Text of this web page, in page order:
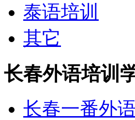
泰语培训
其它
长春外语培训
长春一番外